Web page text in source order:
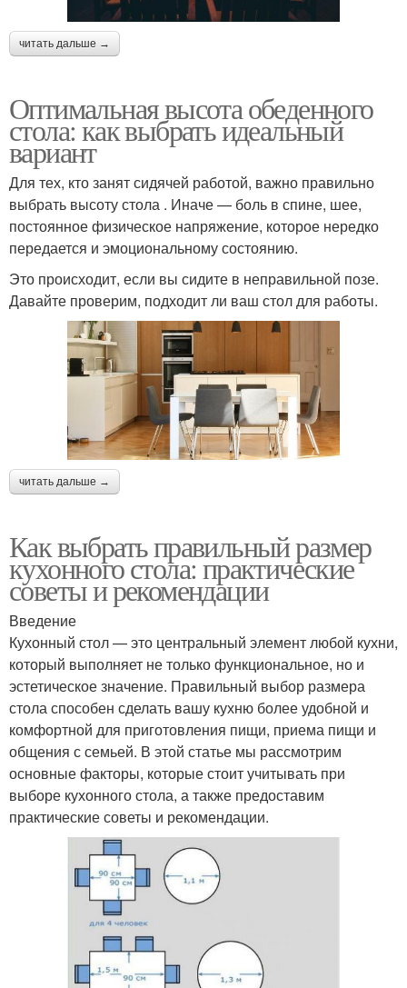
читать дальше →
Оптимальная высота обеденного
стола: как выбрать идеальный
вариант
Для тех, кто занят сидячей работой, важно правильно
выбрать высоту стола . Иначе — боль в спине, шее,
постоянное физическое напряжение, которое нередко
передается и эмоциональному состоянию.
Это происходит, если вы сидите в неправильной позе.
Давайте проверим, подходит ли ваш стол для работы.
читать дальше →
Как выбрать правильный размер
кухонного стола: практические
советы и рекомендации
Введение
Кухонный стол — это центральный элемент любой кухни,
который выполняет не только функциональное, но и
эстетическое значение. Правильный выбор размера
стола способен сделать вашу кухню более удобной и
комфортной для приготовления пищи, приема пищи и
общения с семьей. В этой статье мы рассмотрим
основные факторы, которые стоит учитывать при
выборе кухонного стола, а также предоставим
практические советы и рекомендации.